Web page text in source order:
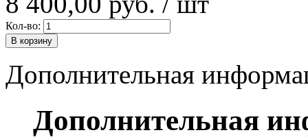
Кол-во:
В корзину
Дополнительная
Дополнительная